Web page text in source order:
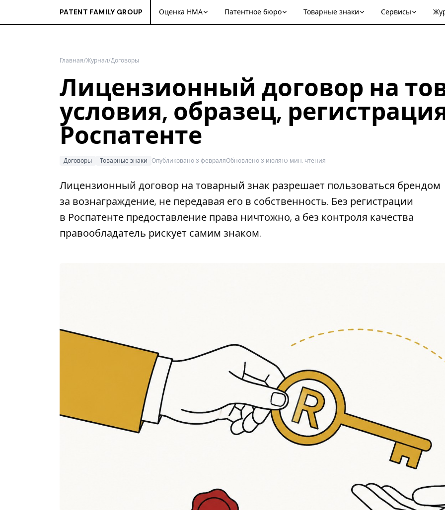
PATENT FAMILY GROUP Оценка НМА Патентное бюро Товарные знаки Сервисы
Главная/Журнал/Договоры
Лицензионный договор на
условия, образец,
Роспатенте
Договоры Товарные знаки Опубликовано 3 февраляОбновлено 3 июля10 мин. чтения
Лицензионный договор на товарный знак разрешает пользоваться брендом
за вознаграждение, не передавая его в собственность. Без регистрации
в Роспатенте предоставление права ничтожно, а без контроля качества
правообладатель рискует самим знаком.